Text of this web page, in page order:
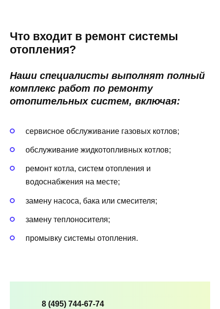
Что входит в ремонт системы
отопления?
Наши специалисты выполнят полный
комплекс работ по ремонту
отопительных систем, включая:
сервисное обслуживание газовых котлов;
обслуживание жидкотопливных котлов;
ремонт котла, систем отопления и
водоснабжения на месте;
замену насоса, бака или смесителя;
замену теплоносителя;
промывку системы отопления.
8 (495) 744-67-74